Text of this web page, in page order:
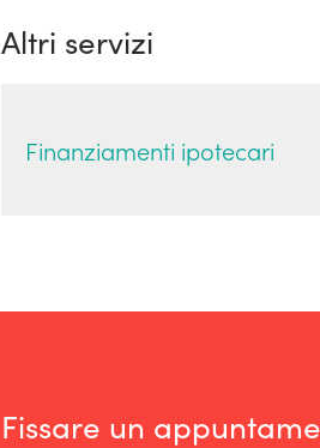
Altri servizi
Finanziamenti ipotecari
Fissare un